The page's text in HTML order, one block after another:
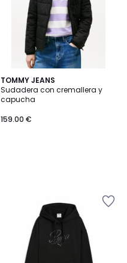
TOMMY JEANS
Sudadera con cremallera y
capucha
159.00 €